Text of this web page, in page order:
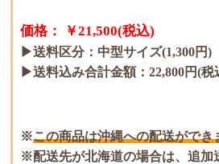
価格： ￥21,500(税込)
▶送料区分：中型サイズ(1,300円)
▶送料込み合計金額：22,800円(税
この商品は沖縄への配送ができ
配送先が北海道の場合は、追加